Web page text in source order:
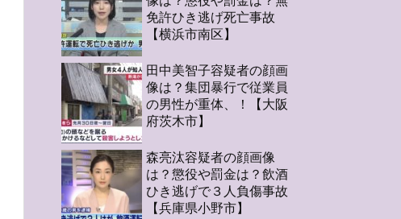
免許ひき逃げ死亡事故
【横浜市南区】
田中美智子容疑者の顔画
像は？集団暴行で従業員
の男性が重体、！【大阪
府茨木市】
森亮汰容疑者の顔画像
は？懲役や罰金は？飲酒
ひき逃げで３人負傷事故
【兵庫県小野市】